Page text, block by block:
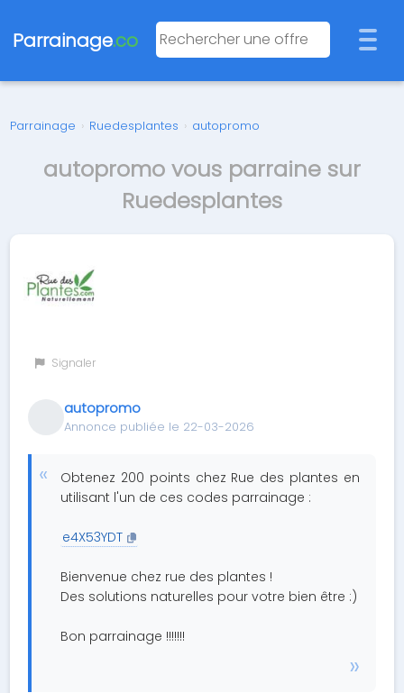
Parrainage.co
Parrainage › Ruedesplantes › autopromo
autopromo vous parraine sur
Ruedesplantes
Signaler
autopromo
Annonce publiée le 22-03-2026
Obtenez 200 points chez Rue des plantes en
utilisant l'un de ces codes parrainage :
e4X53YDT
Bienvenue chez rue des plantes !
Des solutions naturelles pour votre bien être :)
Bon parrainage !!!!!!!